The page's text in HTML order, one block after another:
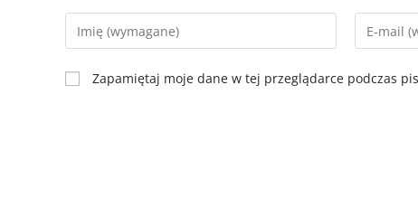
Zapamiętaj moje dane w tej przeglądarce podczas